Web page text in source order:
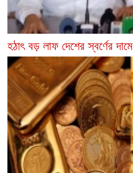
হঠাৎ বড় লাফ দেশের স্বর্ণের দামে